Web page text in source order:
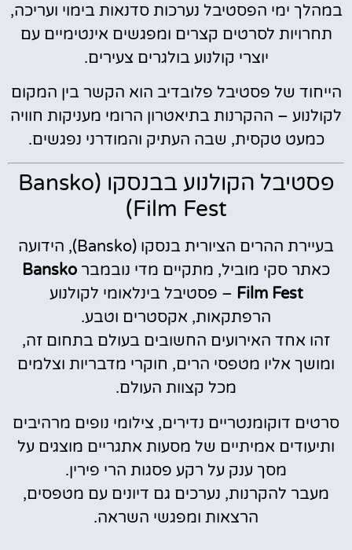
במהלך ימי הפסטיבל נערכות סדנאות בימוי ועריכה,
תחרויות לסרטים קצרים ומפגשים אינטימיים עם
יוצרי קולנוע בולגרים צעירים.
הייחוד של פסטיבל פלובדיב הוא הקשר בין המקום
לקולנוע – ההקרנות בתיאטרון הרומי מעניקות חוויה
כמעט טקסית, שבה העתיק והמודרני נפגשים.
פסטיבל הקולנוע בבנסקו (Bansko
Film Fest)
בעיירת ההרים הציורית בנסקו (Bansko), הידועה
כאתר סקי מוביל, מתקיים מדי נובמבר Bansko
Film Fest – פסטיבל בינלאומי לקולנוע
הרפתקאות, אקסטרים וטבע.
זהו אחד האירועים החשובים בעולם בתחום זה,
ומושך אליו מטפסי הרים, חוקרי מדבריות וצלמים
מכל קצוות העולם.
סרטים דוקומנטריים נדירים, צילומי נופים מרהיבים
ותיעודים אמיתיים של מסעות אתגריים מוצגים על
מסך ענק על רקע פסגות הרי פירין.
מעבר להקרנות, נערכים גם דיונים עם מטפסים,
הרצאות ומפגשי השראה.